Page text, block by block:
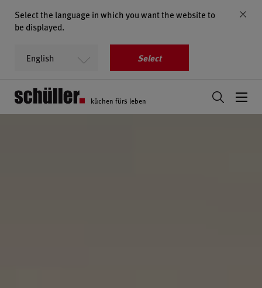
Select the language in which you want the website to
be displayed.
Select
küchen fürs leben